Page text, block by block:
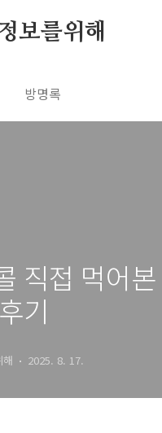
보를위해
방명록
직접 먹어
기
2025. 8. 17.